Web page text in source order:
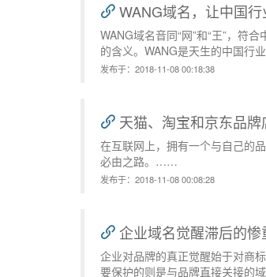
WANG域名，让中国
WANG域名音同“网”和“王”，符
的含义。WANG是天生的中国行
发布于：2018-11-08 00:18:38
天猫、淘宝和京东品
在互联网上，拥有一个与自己的
必由之路。……
发布于：2018-11-08 00:08:28
企业域名觉醒滞后的惨
企业对品牌的真正觉醒始于对商
要保护的则是与品牌直接关接的